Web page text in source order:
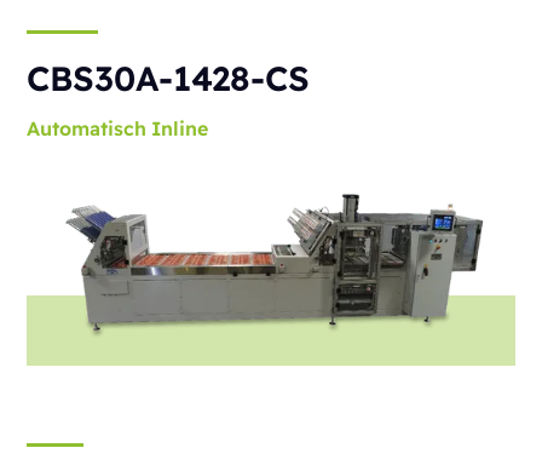
CBS30A-1428-CS
Automatisch Inline